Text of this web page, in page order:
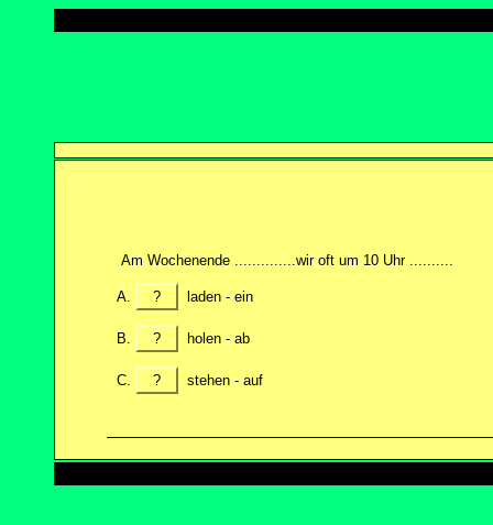
Am Wochenende ..............wir oft um 10 Uhr ..........
? laden - ein
? holen - ab
? stehen - auf